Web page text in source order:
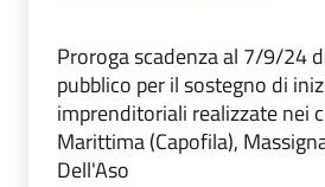
Proroga scadenza al 7/9/24
pubblico per il sostegno di
imprenditoriali realizzate nei
Marittima (Capofila),
Dell'Aso